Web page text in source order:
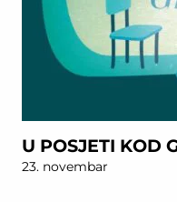
U POSJETI KOD
23. novembar